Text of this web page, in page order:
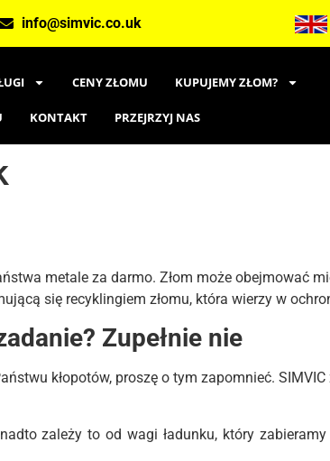
info@simvic.co.uk
CENY ZŁOMU KUPUJEMY ZŁOM?
KONTAKT PRZEJRZYJ NAS
metale za darmo. Złom może obejmować
się recyklingiem złomu, która wierzy w
Zupełnie nie
kłopotów, proszę o tym zapomnieć.
zależy to od wagi ładunku, który